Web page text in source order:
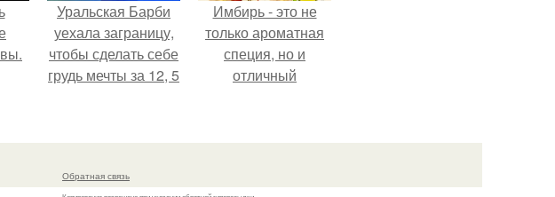
Уральская Барби
уехала заграницу,
чтобы сделать себе
грудь мечты за 12, 5
Имбирь - это не
только ароматная
специя, но и
отличный
и блюд.
Обратная связь